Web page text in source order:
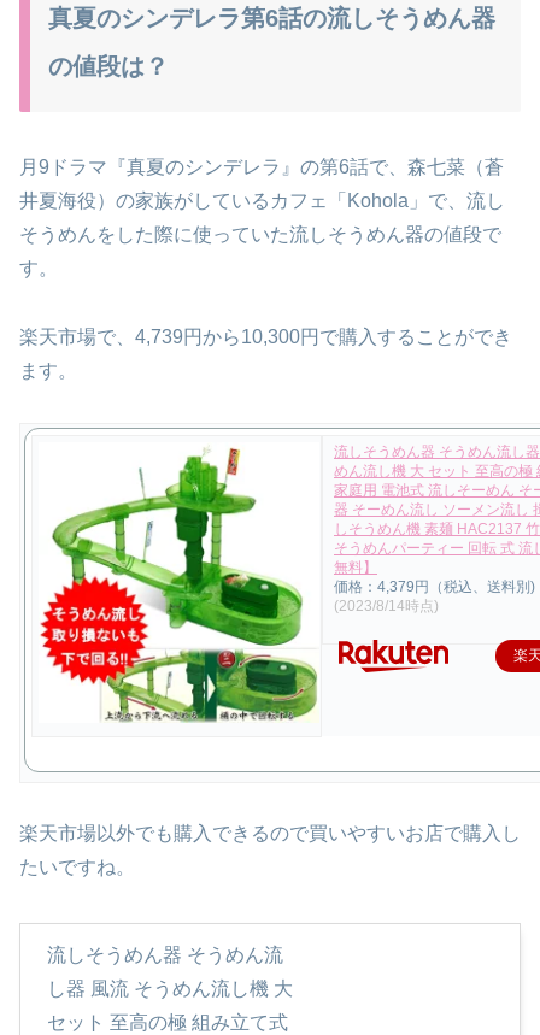
真夏のシンデレラ第6話の流しそうめん器
の値段は？
月9ドラマ『真夏のシンデレラ』の第6話で、森七菜（蒼
井夏海役）の家族がしているカフェ「Kohola」で、流し
そうめんをした際に使っていた流しそうめん器の値段で
す。
楽天市場で、4,739円から10,300円で購入することができ
ます。
流しそうめん器 そうめん流し
めん流し機 大 セット 至高の極
家庭用 電池式 流しそーめん そ
器 そーめん流し ソーメン流し
しそうめん機 素麺 HAC2137
そうめんパーティー 回転 式 流
無料】
価格：4,379円（税込、送料別)
(2023/8/14時点)
楽
楽天市場以外でも購入できるので買いやすいお店で購入し
たいですね。
流しそうめん器 そうめん流
し器 風流 そうめん流し機 大
セット 至高の極 組み立て式